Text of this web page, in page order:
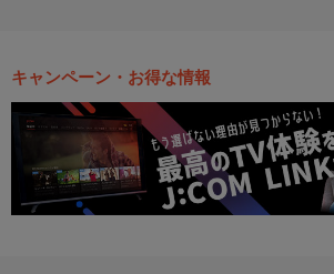
キャンペーン・お得な情報